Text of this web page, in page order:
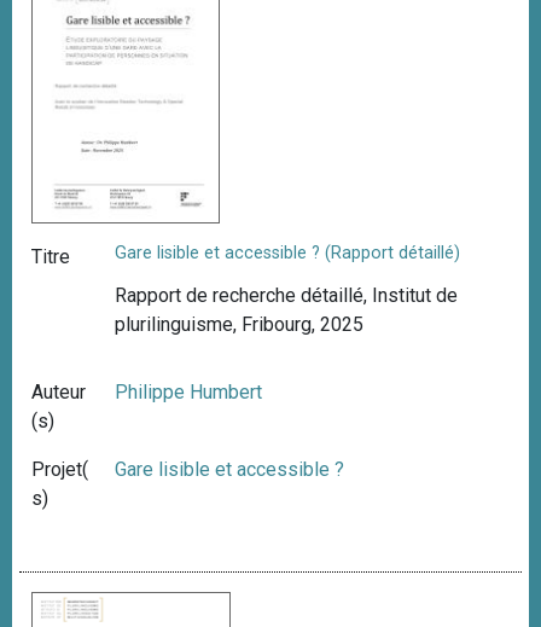
Titre Gare lisible et accessible ? (Rapport détaillé)
Rapport de recherche détaillé, Institut de
plurilinguisme, Fribourg, 2025
Auteur
(s)
Philippe Humbert
Projet(
s)
Gare lisible et accessible ?